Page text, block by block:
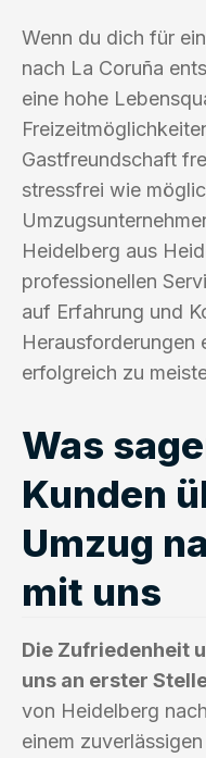
Wenn du dich für
nach La Coruña
eine hohe
Gastfreundschaft
stressfrei wie
Heidelberg aus
professionellen
auf Erfahrung und
Herausforderungen
erfolgreich zu
Was
Kunden
Umzug
mit uns
Die Zufriedenheit
uns an erster
von Heidelberg
einem